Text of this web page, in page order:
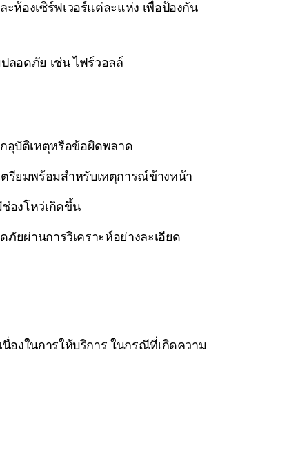
ห้องเซิร์ฟเวอร์แต่ละแห่ง เพื่อป้องกัน
ลอดภัย เช่น ไฟร์วอลล์
อุบัติเหตุหรือข้อผิดพลาด
รียมพร้อมสำหรับเหตุการณ์ข้างหน้า
องโหว่เกิดขึ้น
ภัยผ่านการวิเคราะห์อย่างละเอียด
องในการให้บริการ ในกรณีที่เกิดความ